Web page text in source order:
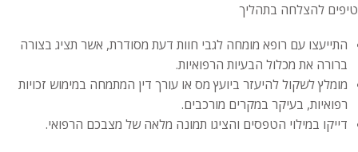
טיפים להצלחה בתהליך
התייעצו עם רופא מומחה לגבי חוות דעת מסודרת, אשר תציג בצורה
ברורה את מכלול הבעיות הרפואיות.
מומלץ לשקול להיעזר ביועץ מס או עורך דין המתמחה במימוש זכויות
רפואיות, בעיקר במקרים מורכבים.
דייקו במילוי הטפסים והציגו תמונה מלאה של מצבכם הרפואי.